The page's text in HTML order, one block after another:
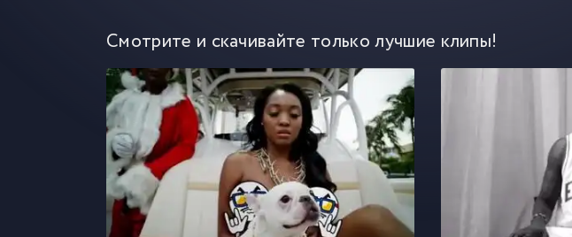
Смотрите и скачивайте только лучшие клипы!